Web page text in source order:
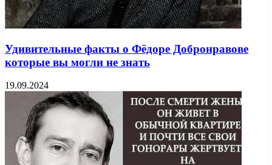
Удивительные факты о Фёдоре Добронравове
которые вы могли не знать
19.09.2024